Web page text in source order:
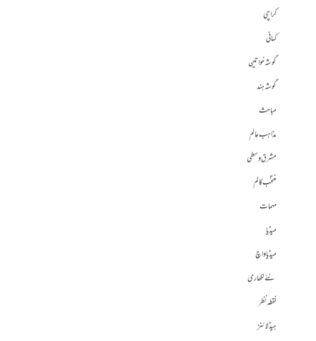
کراچی
کہانی
گوشہ خواتین
گوشہ ہند
مباحث
مذاہب عالم
مشرق وسطی
منتخب کالم
مہمات
میڈیا
میڈیا واچ
نئے لکھاری
نقطہ نظر
ہیڈلائنز